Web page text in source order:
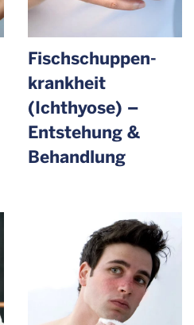
Fischschuppen­
krankheit
(Ichthyose) –
Entstehung &
Behandlung